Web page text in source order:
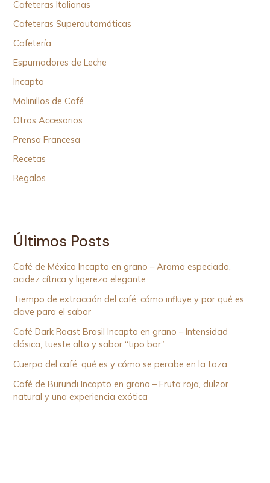
Cafeteras Italianas
Cafeteras Superautomáticas
Cafetería
Espumadores de Leche
Incapto
Molinillos de Café
Otros Accesorios
Prensa Francesa
Recetas
Regalos
Últimos Posts
Café de México Incapto en grano – Aroma especiado,
acidez cítrica y ligereza elegante
Tiempo de extracción del café; cómo influye y por qué es
clave para el sabor
Café Dark Roast Brasil Incapto en grano – Intensidad
clásica, tueste alto y sabor “tipo bar”
Cuerpo del café; qué es y cómo se percibe en la taza
Café de Burundi Incapto en grano – Fruta roja, dulzor
natural y una experiencia exótica